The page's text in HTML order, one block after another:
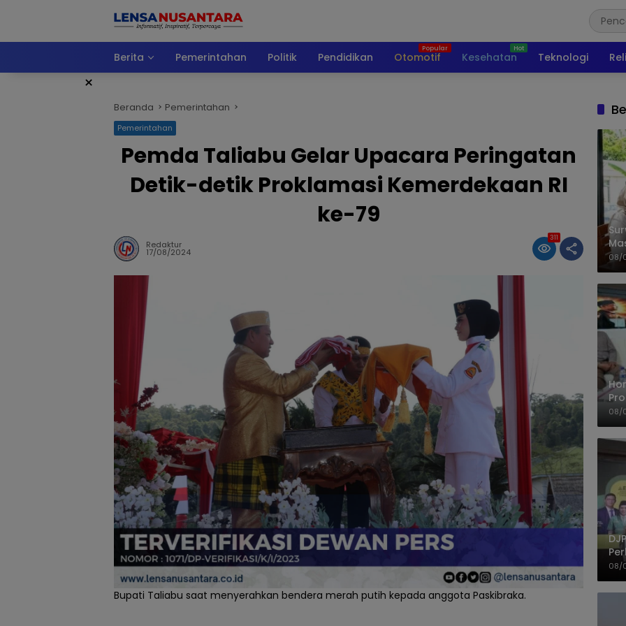
Berita
Pemerintahan Politik Pendidikan Otomotif Kesehatan Teknologi
×
Beranda Pemerintahan
Pemerintahan
Pemda Taliabu Gelar Upacara Peringatan
Detik-detik Proklamasi Kemerdekaan RI
ke-79
Redaktur
17/08/2024
311
Bupati Taliabu saat menyerahkan bendera merah putih kepada anggota Paskibraka.
08/
08/
08/